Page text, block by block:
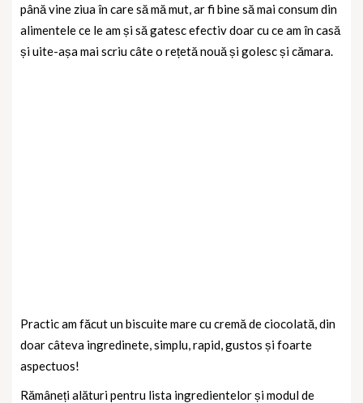
până vine ziua în care să mă mut, ar fi bine să mai consum din
alimentele ce le am și să gatesc efectiv doar cu ce am în casă
și uite-așa mai scriu câte o rețetă nouă și golesc și cămara.
Practic am făcut un biscuite mare cu cremă de ciocolată, din
doar câteva ingredinete, simplu, rapid, gustos și foarte
aspectuos!
Rămâneți alături pentru lista ingredientelor și modul de